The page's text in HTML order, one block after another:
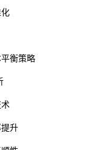
衡策略
升